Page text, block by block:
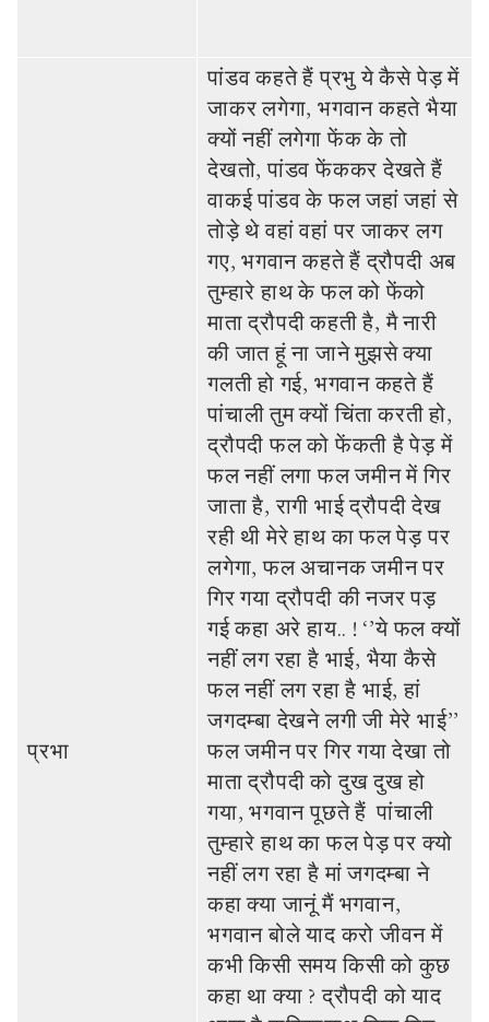
प्रभा
पांडव कहते हैं प्रभु ये कैसे पेड़ में
जाकर लगेगा, भगवान कहते भैया
क्‍यों नहीं लगेगा फेंक के तो
देखतो, पांडव फेंककर देखते हैं
वाकई पांडव के फल जहां जहां से
तोड़े थे वहां वहां पर जाकर लग
गए, भगवान कहते हैं द्रौपदी अब
तुम्‍हारे हाथ के फल को फेंको
माता द्रौपदी कहती है, मै नारी
की जात हूं ना जाने मुझसे क्‍या
गलती हो गई, भगवान कहते हैं
पांचाली तुम क्‍यों चिंता करती हो,
द्रौपदी फल को फेंकती है पेड़ में
फल नहीं लगा फल जमीन में गिर
जाता है, रागी भाई द्रौपदी देख
रही थी मेरे हाथ का फल पेड़ पर
लगेगा, फल अचानक जमीन पर
गिर गया द्रौपदी की नजर पड़
गई कहा अरे हाय.. ! ‘’ये फल क्‍यों
नहीं लग रहा है भाई, भैया कैसे
फल नहीं लग रहा है भाई, हां
जगदम्‍बा देखने लगी जी मेरे भाई’’
फल जमीन पर गिर गया देखा तो
माता द्रौपदी को दुख दुख हो
गया, भगवान पूछते हैं पांचाली
तुम्‍हारे हाथ का फल पेड़ पर क्‍यो
नहीं लग रहा है मां जगदम्‍बा ने
कहा क्‍या जानूं मैं भगवान,
भगवान बोले याद करो जीवन में
कभी किसी समय किसी को कुछ
कहा था क्‍या ? द्रौपदी को याद